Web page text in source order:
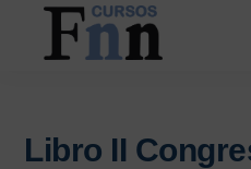
Saltar
contenido
Saltar
principal
online
Libro II